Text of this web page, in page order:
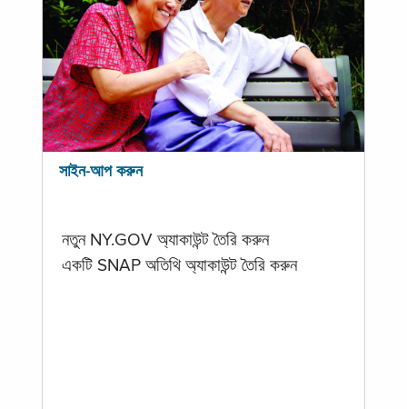
সাইন-আপ করুন
নতুন NY.GOV অ্যাকাউন্ট তৈরি করুন
একটি SNAP অতিথি অ্যাকাউন্ট তৈরি করুন